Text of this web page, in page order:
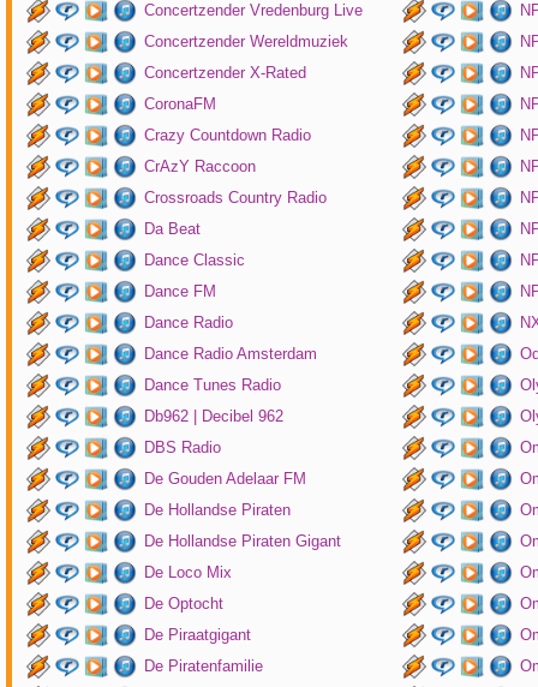
Concertzender Vredenburg Live
Concertzender Wereldmuziek
Concertzender X-Rated
CoronaFM
Crazy Countdown Radio
CrAzY Raccoon
Crossroads Country Radio
Da Beat
Dance Classic
Dance FM
Dance Radio
Dance Radio Amsterdam
Dance Tunes Radio
Db962 | Decibel 962
DBS Radio
De Gouden Adelaar FM
De Hollandse Piraten
De Hollandse Piraten Gigant
De Loco Mix
De Optocht
De Piraatgigant
De Piratenfamilie